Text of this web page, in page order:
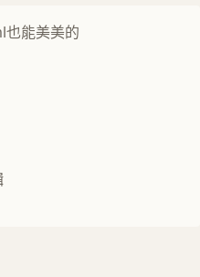
能美美的